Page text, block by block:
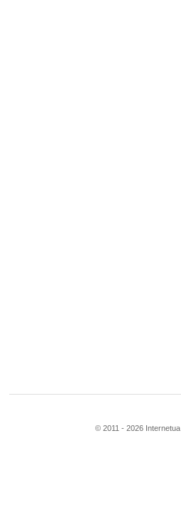
© 2011 - 2026 Internetua